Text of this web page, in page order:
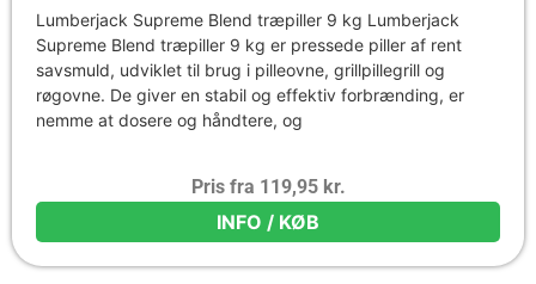
Lumberjack Supreme Blend træpiller 9 kg Lumberjack
Supreme Blend træpiller 9 kg er pressede piller af rent
savsmuld, udviklet til brug i pilleovne, grillpillegrill og
røgovne. De giver en stabil og effektiv forbrænding, er
nemme at dosere og håndtere, og
Pris fra 119,95 kr.
INFO / KØB